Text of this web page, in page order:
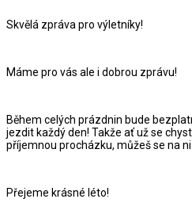
Skvělá zpráva pro výletníky!
Máme pro vás ale i dobrou zprávu!
Během celých prázdnin bude
jezdit každý den! Takže ať už se
příjemnou procházku, můžeš se na
Přejeme krásné léto!